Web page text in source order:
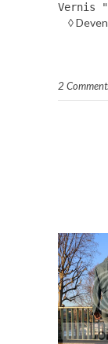
Vernis
◊
2